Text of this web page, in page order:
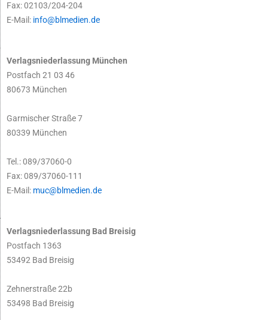
Fax: 02103/204-204
E-Mail: info@blmedien.de
Verlagsniederlassung München
Postfach 21 03 46
80673 München
Garmischer Straße 7
80339 München
Tel.: 089/37060-0
Fax: 089/37060-111
E-Mail: muc@blmedien.de
Verlagsniederlassung Bad Breisig
Postfach 1363
53492 Bad Breisig
Zehnerstraße 22b
53498 Bad Breisig